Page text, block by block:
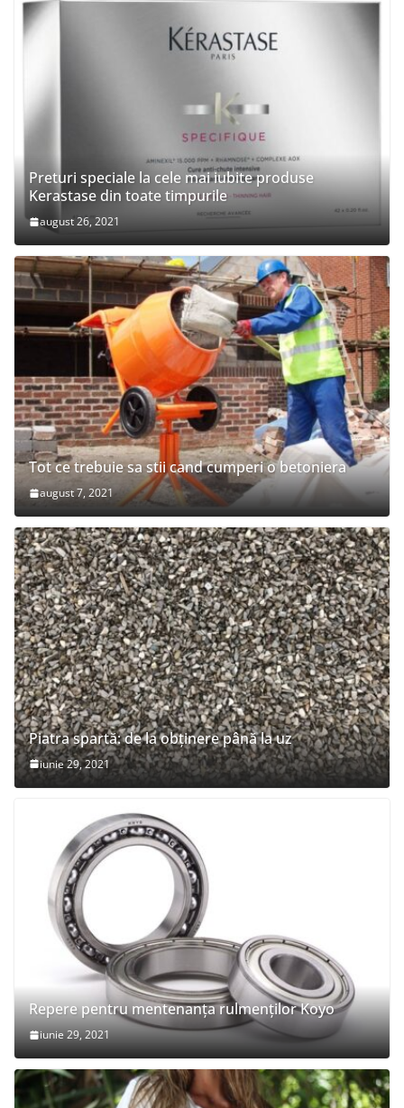
Preturi speciale la cele mai iubite produse
Kerastase din toate timpurile
august 26, 2021
Tot ce trebuie sa stii cand cumperi o betoniera
august 7, 2021
Piatra spartă: de la obținere până la uz
iunie 29, 2021
Repere pentru mentenanța rulmenților Koyo
iunie 29, 2021